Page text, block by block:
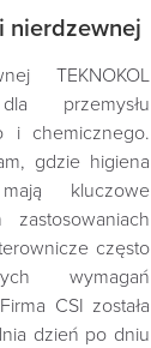
nierdzewnej
TEKNOKOL
przemysłu
i chemicznego.
gdzie higiena
kluczowe
często
wymagań
CSI została
dzień po dniu